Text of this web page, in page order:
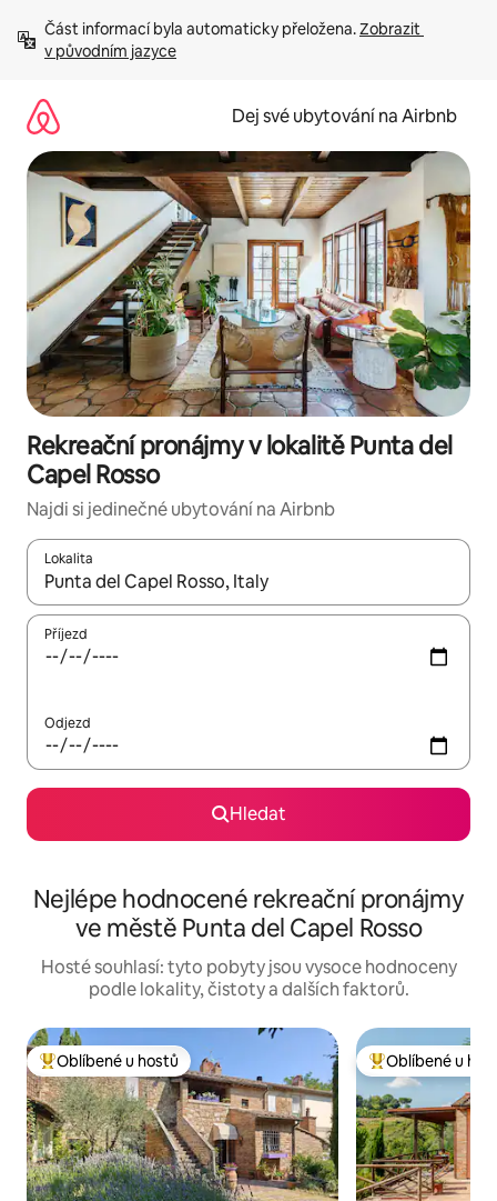
obsah
Část informací byla automaticky přeložena. Zobrazit
v původním jazyce
Dej své ubytování na Airbnb
Rekreační pronájmy v lokalitě Punta del
Capel Rosso
Najdi si jedinečné ubytování na Airbnb
Lokalita
Až budou výsledky k dispozici, můžeš si je procházet pomocí
Příjezd
Odjezd
Hledat
Nejlépe hodnocené rekreační pronájmy
ve městě Punta del Capel Rosso
Hosté souhlasí: tyto pobyty jsou vysoce hodnoceny
podle lokality, čistoty a dalších faktorů.
Nejlepší v kategorii Oblíbené u hostů
Oblíbené u hostů Nejlepší v
Oblíbené u